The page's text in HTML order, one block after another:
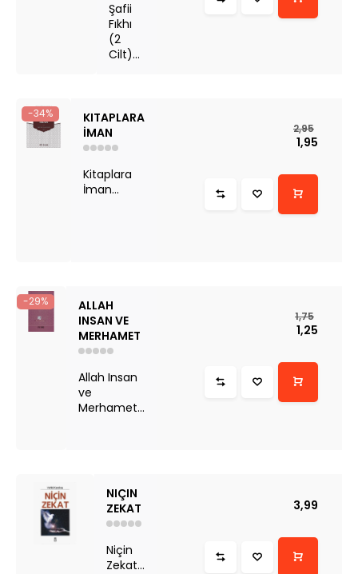
Şafii
Fıkhı
(2
Cilt)...
-34%
KITAPLARA
İMAN
Kitaplara
İman...
2,95
1,95
-29%
ALLAH
INSAN VE
MERHAMET
Allah Insan
ve
Merhamet...
1,75
1,25
NIÇIN
ZEKAT
Niçin
Zekat...
3,99